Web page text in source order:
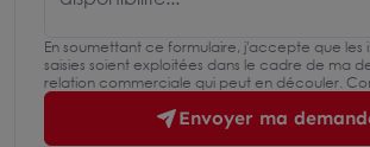
En soumettant ce formulaire, j'accepte que les
saisies soient exploitées dans le cadre de ma
relation commerciale qui peut en découler.
Envoyer ma